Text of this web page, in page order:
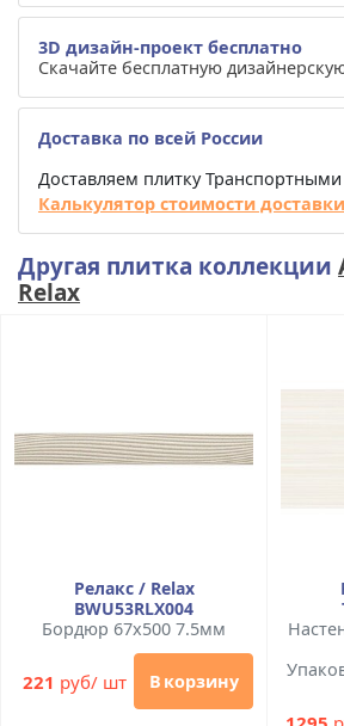
3D дизайн-проект бесплатно
Скачайте бесплатную
Доставка по всей России
Доставляем плитку
Калькулятор стоимости доставки
Другая плитка коллекции
Relax
Релакс / Relax
BWU53RLX004
Бордюр 67x500 7.5мм
221 руб/ шт В корзину